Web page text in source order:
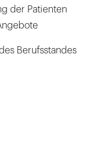
der Patienten
Berufsstandes